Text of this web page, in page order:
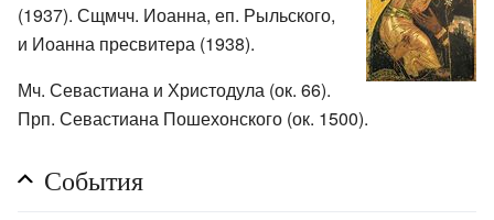
(1937). Сщмчч. Иоанна, еп. Рыльского,
и Иоанна пресвитера (1938).
Мч. Севастиана и Христодула (ок. 66).
Прп. Севастиана Пошехонского (ок. 1500).
События